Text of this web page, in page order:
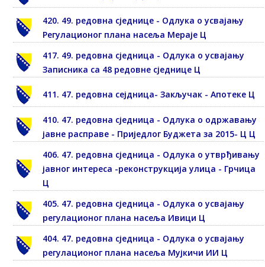
420. 49. редовна сједнице - Одлука о усвајању
Регулационог плана насеља Мераје Ц
417. 49. редовна сједница - Одлука о усвајању
Записника са 48 редовне сједнице Ц
411. 47. редовна сејдница- Закључак - Апотеке Ц
410. 47. редовна сједница - Одлука о одржавању
јавне расправе - Приједлог Буджета за 2015- Ц Ц
406. 47. редовна сједница - Одлука о утврђивању
јавног интереса -реконструкција улица - Грчица
Ц
405. 47. редовна сједница - Одлука о усвајању
регулационог плана насеља Ивици Ц
404. 47. редовна сједница - Одлука о усвајању
регулационог плана насеља Мујкичи ИИ Ц